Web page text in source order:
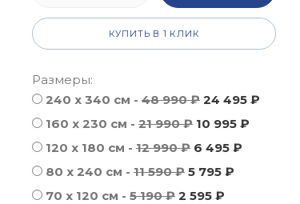
КУПИТЬ В 1 КЛИК
Размеры:
240 x 340 см - 48 990 ₽ 24 495 ₽
160 x 230 см - 21 990 ₽ 10 995 ₽
120 x 180 см - 12 990 ₽ 6 495 ₽
80 x 240 см - 11 590 ₽ 5 795 ₽
70 х 120 см - 5 190 ₽ 2 595 ₽